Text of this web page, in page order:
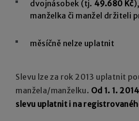
dvojnásobek (tj. 49.680 Kč
manželka či manžel držiteli
měsíčně nelze uplatnit
Slevu lze za rok 2013 uplatnit
manžela/manželku. Od 1. 1.
slevu uplatnit i na